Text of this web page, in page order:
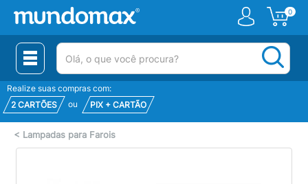
0
(pesquisar)
Realize suas compras com:
2 CARTÕES
ou PIX + CARTÃO
< Lampadas para Farois